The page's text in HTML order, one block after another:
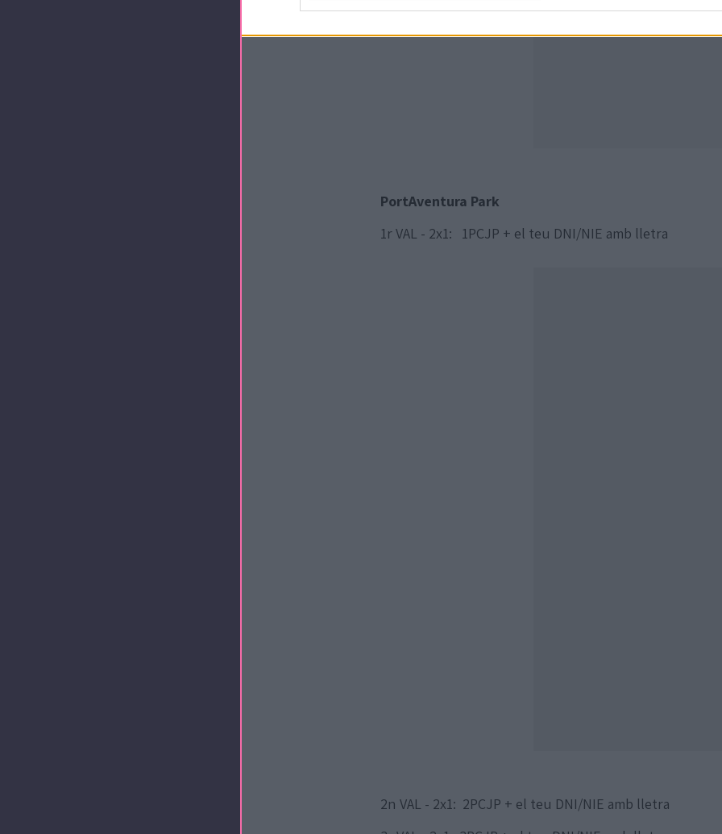
PortAventura Park
1r VAL - 2x1: 1PCJP + el teu DNI/NIE amb lletra
2n VAL - 2x1: 2PCJP + el teu DNI/NIE amb lletra